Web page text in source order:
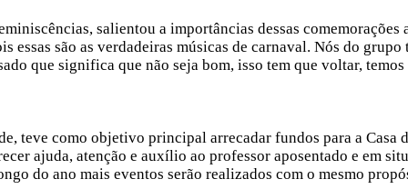
salientou a importâncias dessas
essas são as verdadeiras músicas de carnaval. Nós do
que significa que não seja bom, isso tem que voltar,
teve como objetivo principal arrecadar fundos para a Casa
ajuda, atenção e auxílio ao professor aposentado e em
do ano mais eventos serão realizados com o mesmo